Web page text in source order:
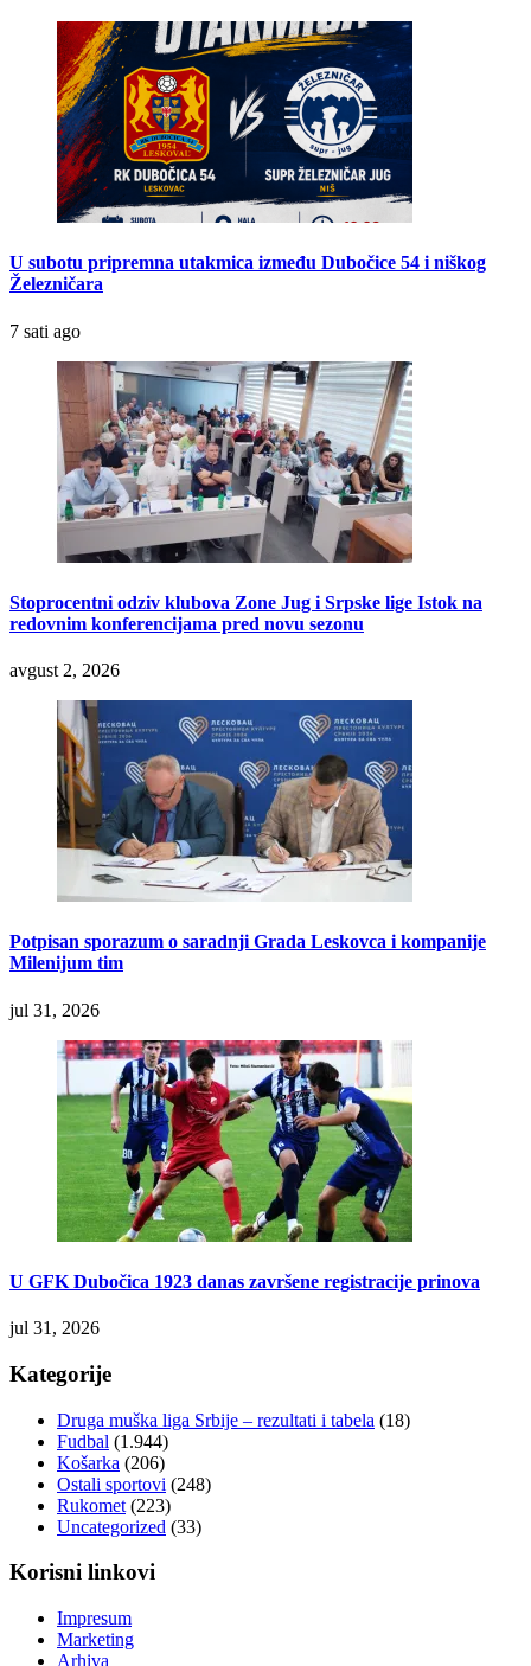
U subotu pripremna utakmica između Dubočice 54 i niškog
Železničara
7 sati ago
Stoprocentni odziv klubova Zone Jug i Srpske lige Istok na
redovnim konferencijama pred novu sezonu
avgust 2, 2026
Potpisan sporazum o saradnji Grada Leskovca i kompanije
Milenijum tim
jul 31, 2026
U GFK Dubočica 1923 danas završene registracije prinova
jul 31, 2026
Kategorije
Druga muška liga Srbije – rezultati i tabela (18)
Fudbal (1.944)
Košarka (206)
Ostali sportovi (248)
Rukomet (223)
Uncategorized (33)
Korisni linkovi
Impresum
Marketing
Arhiva